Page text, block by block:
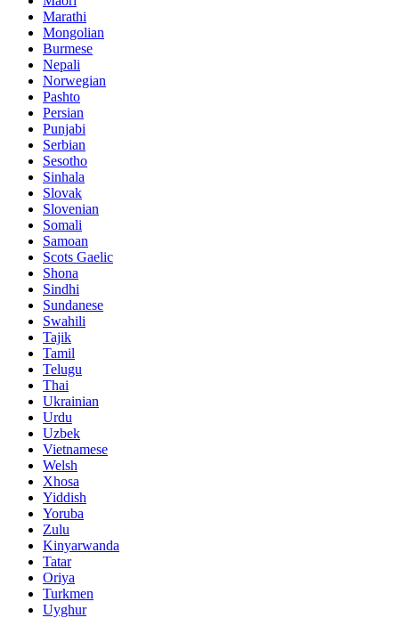
Marathi
Mongolian
Burmese
Nepali
Norwegian
Pashto
Persian
Punjabi
Serbian
Sesotho
Sinhala
Slovak
Slovenian
Somali
Samoan
Scots Gaelic
Shona
Sindhi
Sundanese
Swahili
Tajik
Tamil
Telugu
Thai
Ukrainian
Urdu
Uzbek
Vietnamese
Welsh
Xhosa
Yiddish
Yoruba
Zulu
Kinyarwanda
Tatar
Oriya
Turkmen
Uyghur